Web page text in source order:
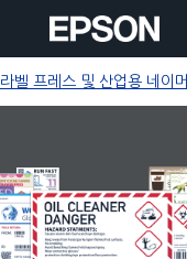
라벨 프레스 및 산업용 네이머